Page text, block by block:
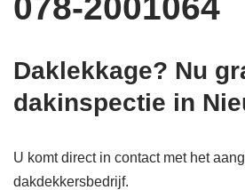
Daklekkage? Nu
dakinspectie in
U komt direct in contact met het
dakdekkersbedrijf.